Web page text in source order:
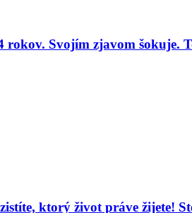
rokov. Svojím zjavom šokuje.
ktorý život práve žijete!